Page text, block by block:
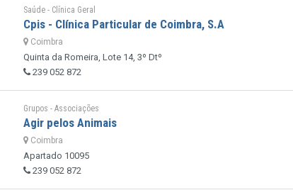
Saúde - Clínica Geral
Cpis - Clínica Particular de Coimbra, S.A
Coimbra
Quinta da Romeira, Lote 14, 3º Dtº
239 052 872
Grupos - Associações
Agir pelos Animais
Coimbra
Apartado 10095
239 052 872